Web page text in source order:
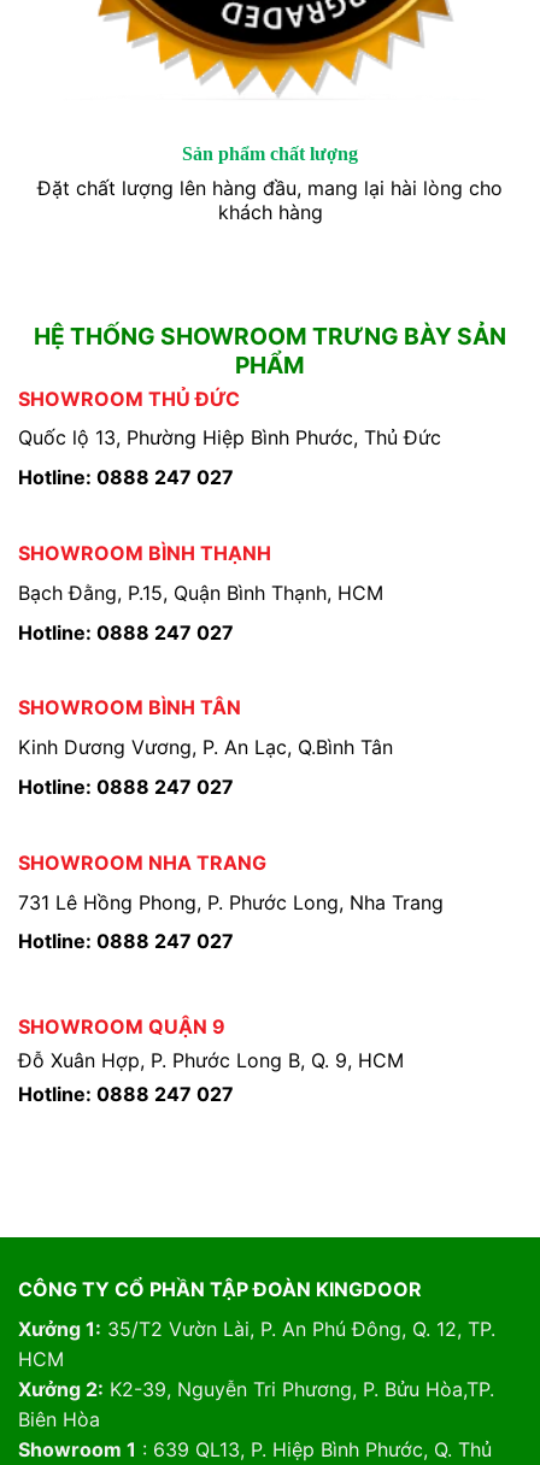
Sản phẩm chất lượng
Đặt chất lượng lên hàng đầu, mang lại hài lòng cho
khách hàng
HỆ THỐNG SHOWROOM TRƯNG BÀY SẢN
PHẨM
SHOWROOM THỦ ĐỨC
Quốc lộ 13, Phường Hiệp Bình Phước, Thủ Đức
Hotline: 0888 247 027
SHOWROOM BÌNH THẠNH
Bạch Đằng, P.15, Quận Bình Thạnh, HCM
Hotline: 0888 247 027
SHOWROOM BÌNH TÂN
Kinh Dương Vương, P. An Lạc, Q.Bình Tân
Hotline: 0888 247 027
SHOWROOM NHA TRANG
731 Lê Hồng Phong, P. Phước Long, Nha Trang
Hotline: 0888 247 027
SHOWROOM QUẬN 9
Đỗ Xuân Hợp, P. Phước Long B, Q. 9, HCM
Hotline: 0888 247 027
CÔNG TY CỔ PHẦN TẬP ĐOÀN KINGDOOR
Xưởng 1: 35/T2 Vườn Lài, P. An Phú Đông, Q. 12, TP.
HCM
Xưởng 2: K2-39, Nguyễn Tri Phương, P. Bửu Hòa,TP.
Biên Hòa
Showroom 1 : 639 QL13, P. Hiệp Bình Phước, Q. Thủ